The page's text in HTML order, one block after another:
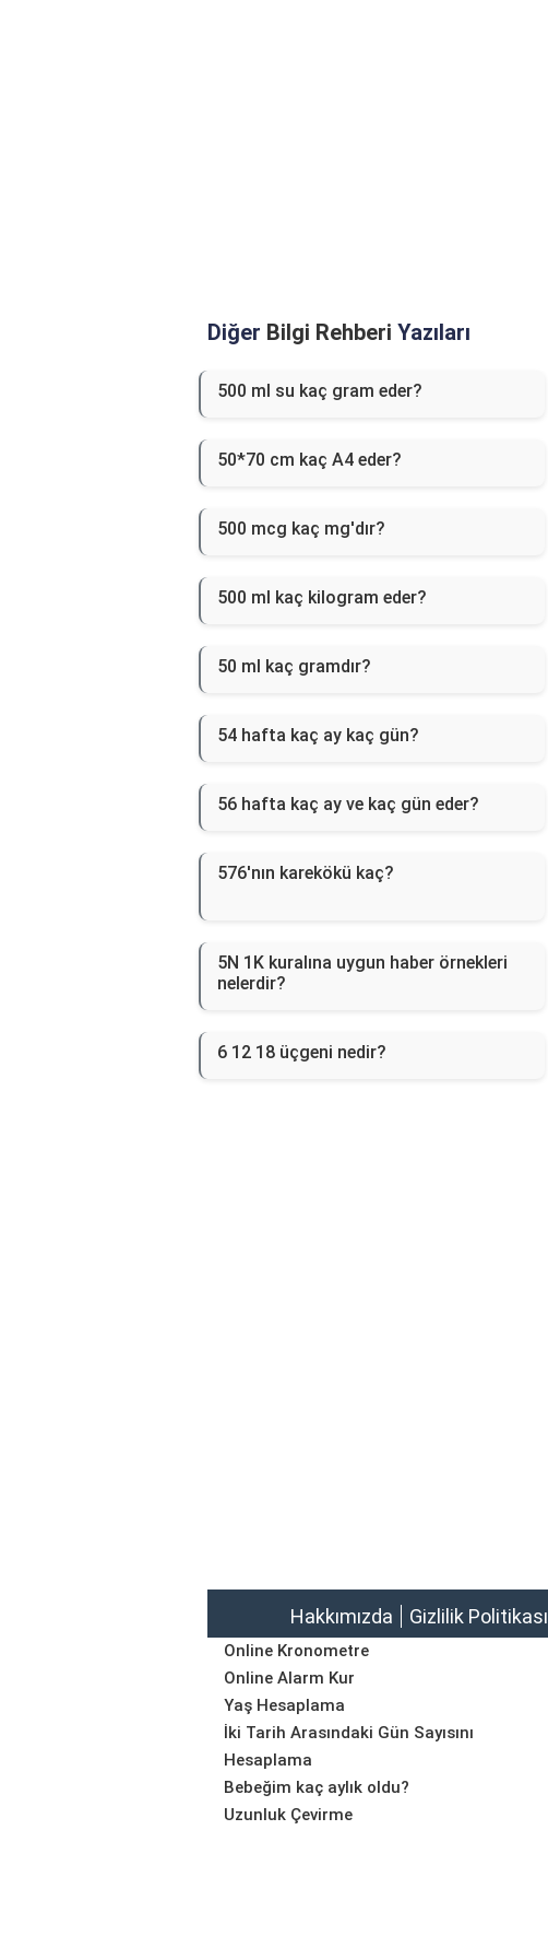
Diğer Bilgi Rehberi Yazıları
500 ml su kaç gram eder?
50*70 cm kaç A4 eder?
500 mcg kaç mg'dır?
500 ml kaç kilogram eder?
50 ml kaç gramdır?
54 hafta kaç ay kaç gün?
56 hafta kaç ay ve kaç gün eder?
576'nın karekökü kaç?
5N 1K kuralına uygun haber örnekleri
nelerdir?
6 12 18 üçgeni nedir?
Hakkımızda Gizlilik Politikası
Online Kronometre
Online Alarm Kur
Yaş Hesaplama
İki Tarih Arasındaki Gün Sayısını
Hesaplama
Bebeğim kaç aylık oldu?
Uzunluk Çevirme